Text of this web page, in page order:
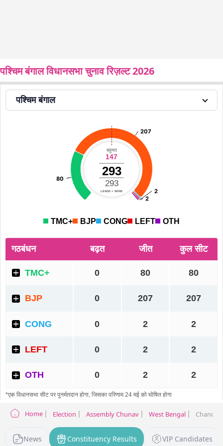
पश्चिम बंगाल विधानसभा चुनाव रिज़ल्ट 2026
Home Election Assembly Chunav West Bengal
News Constituency Results VIP Candidates